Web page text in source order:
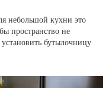
небольшой кухни это
пространство не
бутылочницу